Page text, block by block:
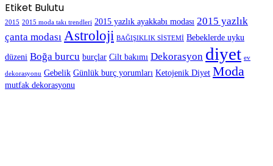
Etiket Bulutu
2015 2015 moda takı trendleri 2015 yazlık ayakkabı modası 2015 yazlık
çanta modası Astroloji BAĞIŞIKLIK SİSTEMİ Bebeklerde uyku
düzeni Boğa burcu burçlar Cilt bakımı Dekorasyon diyet ev
dekorasyonu Gebelik Günlük burç yorumları Ketojenik Diyet Moda
mutfak dekorasyonu